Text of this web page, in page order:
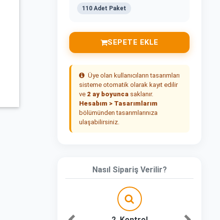
110 Adet Paket
SEPETE EKLE
Üye olan kullanıcıların tasarımları
sisteme otomatik olarak kayıt edilir
ve 2 ay boyunca saklanır.
Hesabım > Tasarımlarım
bölümünden tasarımlarınıza
ulaşabilirsiniz.
Nasıl Sipariş Verilir?